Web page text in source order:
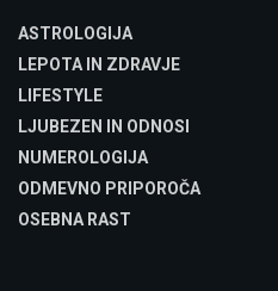
ASTROLOGIJA
LEPOTA IN ZDRAVJE
LIFESTYLE
LJUBEZEN IN ODNOSI
NUMEROLOGIJA
ODMEVNO PRIPOROČA
OSEBNA RAST